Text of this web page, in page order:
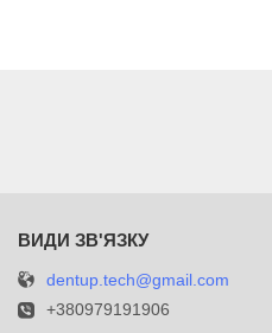
dentup.tech@gmail.com
+380979191906